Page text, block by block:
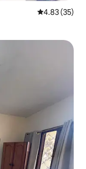
Calificación
4.83 (35)